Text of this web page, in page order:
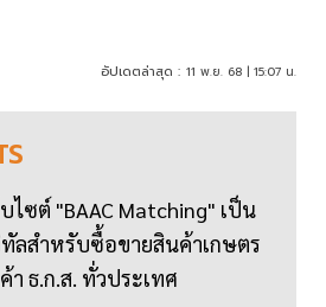
อัปเดตล่าสุด : 11 พ.ย. 68 | 15:07 น.
ไซต์ "BAAC Matching" เป็น
ลสำหรับซื้อขายสินค้าเกษตร
ธ.ก.ส. ทั่วประเทศ